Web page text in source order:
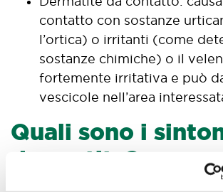
contatto con sostanze
l’ortica) o irritanti (come
sostanze chimiche) o il
fortemente irritativa e può
vescicole nell’area
Quali sono i
dermatite?